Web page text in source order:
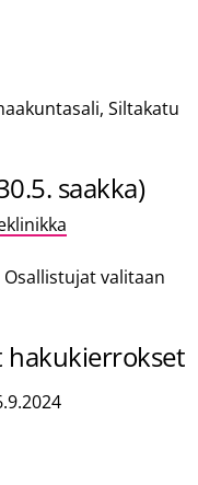
Siltakatu
saakka)
valitaan
hakukierrokset